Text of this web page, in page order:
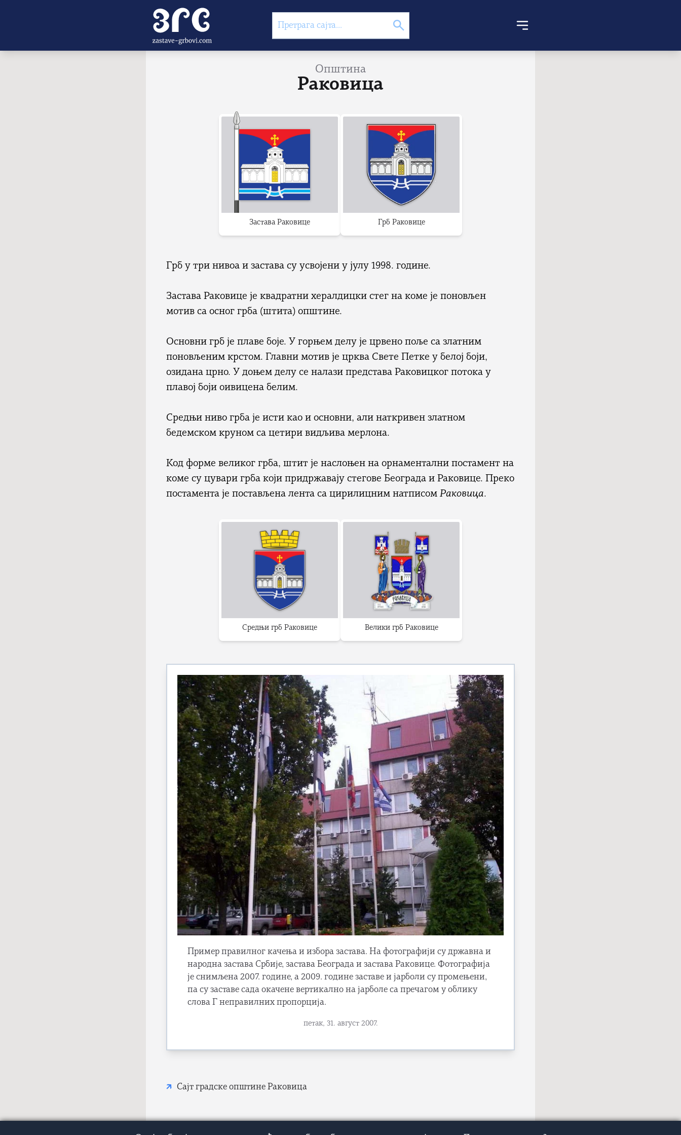
Општина
Раковица
Застава Раковице Грб Раковице
Грб у три нивоа и застава су усвојени у јулу 1998. године.
Застава Раковице је квадратни хералдицки стег на коме је поновљен
мотив са осног грба (штита) општине.
Основни грб је плаве боје. У горњем делу је црвено поље са златним
поновљеним крстом. Главни мотив је црква Свете Петке у белој боји,
озидана црно. У доњем делу се налази представа Раковицког потока у
плавој боји оивицена белим.
Средњи ниво грба је исти као и основни, али наткривен златном
бедемском круном са цетири видљива мерлона.
Код форме великог грба, штит је наслоњен на орнаментални постамент на
коме су цувари грба који придржавају стегове Београда и Раковице. Преко
постамента је постављена лента са цирилицним натписом Раковица.
Средњи грб Раковице Велики грб Раковице
Пример правилног качења и избора застава. На фотографији су државна и
народна застава Србије, застава Београда и застава Раковице. Фотографија
је снимљена 2007. године, а 2009. године заставе и јарболи су промењени,
па су заставе сада окачене вертикално на јарболе са пречагом у облику
слова Г неправилних пропорција.
петак, 31. август 2007.
Сајт градске општине Раковица